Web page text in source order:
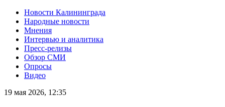
Новости Калининграда
Народные новости
Мнения
Интервью и аналитика
Пресс-релизы
Обзор СМИ
Опросы
Видео
19 мая 2026, 12:35